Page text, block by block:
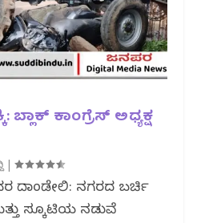
ಬ್ಲಾಕ್ ಕಾಂಗ್ರೆಸ್ ಅಧ್ಯಕ್ಷ
|
ದಾಂಡೇಲಿ: ನಗರದ ಬರ್ಚಿ
ಸ್ಕೂಟಿಯ ನಡುವೆ